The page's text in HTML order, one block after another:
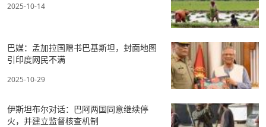
2025-10-14
巴媒：孟加拉国赠书巴基斯坦，封面地图
引印度网民不满
2025-10-29
伊斯坦布尔对话：巴阿两国同意继续停
火，并建立监督核查机制